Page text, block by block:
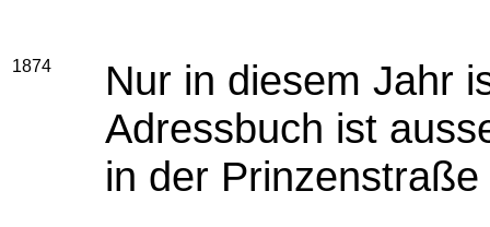
1874
Nur in diesem Jahr
Adressbuch ist
in der